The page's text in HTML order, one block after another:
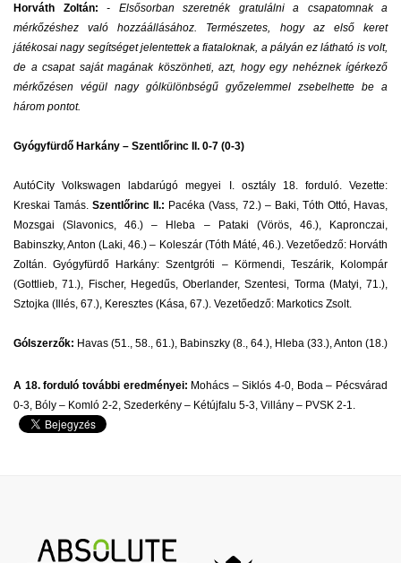
Horváth Zoltán:
- Elsősorban szeretnék gratulálni a csapatomnak a
mérkőzéshez való hozzáállásához. Természetes, hogy az első keret
játékosai nagy segítséget jelentettek a fiataloknak, a pályán ez látható is volt,
de a csapat saját magának köszönheti, azt, hogy egy nehéznek ígérkező
mérkőzésen végül nagy gólkülönbségű győzelemmel zsebelhette be a
három pontot.
Gyógyfürdő Harkány – Szentlőrinc II. 0-7 (0-3)
AutóCity Volkswagen labdarúgó megyei I. osztály 18. forduló. Vezette:
Kreskai Tamás.Szentlőrinc II.: Pacéka (Vass, 72.) – Baki, Tóth Ottó, Havas,
Mozsgai (Slavonics, 46.) – Hleba – Pataki (Vörös, 46.), Kapronczai,
Babinszky, Anton (Laki, 46.) – Koleszár (Tóth Máté, 46.). Vezetőedző: Horváth
Zoltán. Gyógyfürdő Harkány: Szentgróti – Körmendi, Teszárik, Kolompár
(Gottlieb, 71.), Fischer, Hegedűs, Oberlander, Szentesi, Torma (Matyi, 71.),
Sztojka (Illés, 67.), Keresztes (Kása, 67.). Vezetőedző: Markotics Zsolt.
Gólszerzők: Havas (51., 58., 61.), Babinszky (8., 64.), Hleba (33.), Anton (18.)
A 18. forduló további eredményei: Mohács – Siklós 4-0, Boda – Pécsvárad
0-3, Bóly – Komló 2-2, Szederkény – Kétújfalu 5-3, Villány – PVSK 2-1.